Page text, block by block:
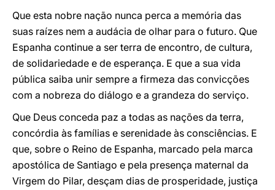
Que esta nobre nação nunca perca a memória das
suas raízes nem a audácia de olhar para o futuro. Que
Espanha continue a ser terra de encontro, de cultura,
de solidariedade e de esperança. E que a sua vida
pública saiba unir sempre a firmeza das convicções
com a nobreza do diálogo e a grandeza do serviço.
Que Deus conceda paz a todas as nações da terra,
concórdia às famílias e serenidade às consciências. E
que, sobre o Reino de Espanha, marcado pela marca
apostólica de Santiago e pela presença maternal da
Virgem do Pilar, desçam dias de prosperidade, justiça